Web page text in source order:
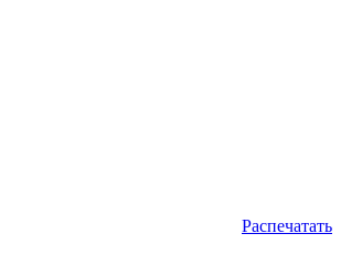
Распечатать